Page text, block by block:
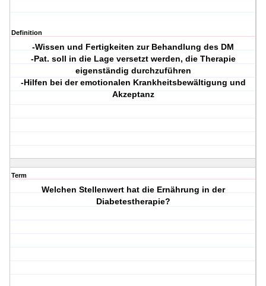
Definition
-Wissen und Fertigkeiten zur Behandlung des DM
-Pat. soll in die Lage versetzt werden, die Therapie
eigenständig durchzuführen
-Hilfen bei der emotionalen Krankheitsbewältigung und
Akzeptanz
Term
Welchen Stellenwert hat die Ernährung in der
Diabetestherapie?